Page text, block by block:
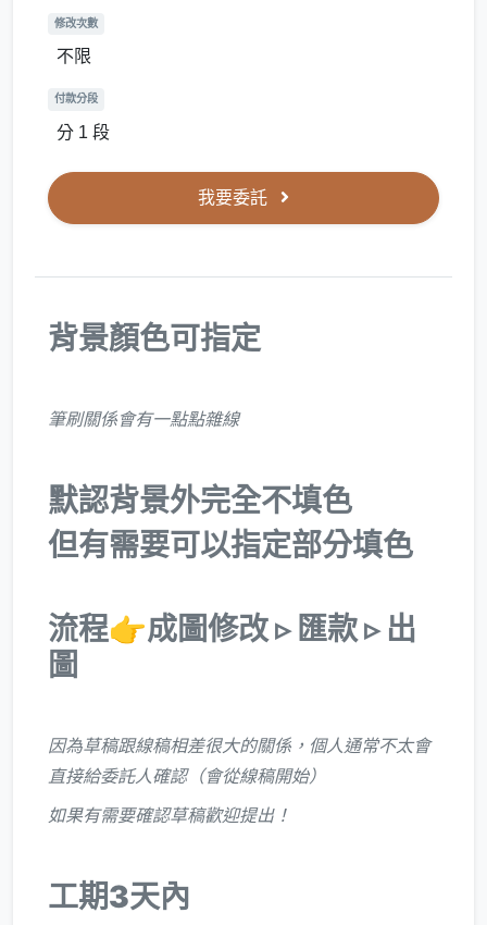
修改次數
不限
付款分段
分 1 段
我要委託
背景顏色可指定
筆刷關係會有一點點雜線
默認背景外完全不填色
但有需要可以指定部分填色
流程👉成圖修改 ▹ 匯款 ▹ 出
圖
因為草稿跟線稿相差很大的關係，個人通常不太會
直接給委託人確認（會從線稿開始）
如果有需要確認草稿歡迎提出！
工期3天內